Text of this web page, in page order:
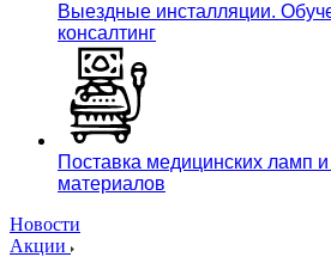
Выездные инсталляции.
консалтинг
Поставка медицинских ламп
материалов
Новости
Акции